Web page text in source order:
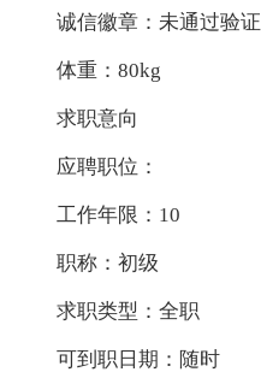
诚信徽章：未通过验证
体重：80kg
求职意向
应聘职位：
工作年限：10
职称：初级
求职类型：全职
可到职日期：随时